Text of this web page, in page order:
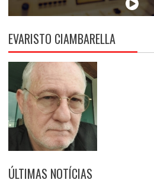
EVARISTO CIAMBARELLA
ÚLTIMAS NOTÍCIAS